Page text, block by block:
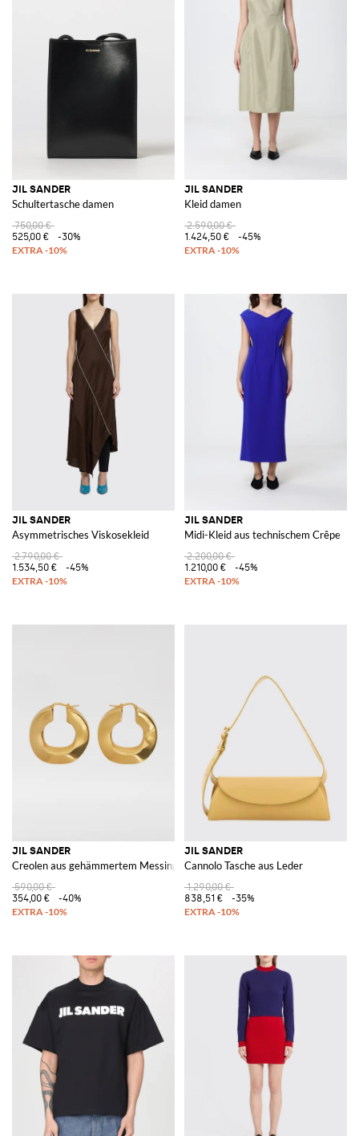
JIL SANDER
Schultertasche damen
750,00 €
525,00 €
-30%
JIL SANDER
Kleid damen
2.590,00 €
1.424,50 €
-45%
JIL SANDER
Asymmetrisches Viskosekleid
2.790,00 €
1.534,50 €
-45%
JIL SANDER
Midi-Kleid aus technischem Crêpe
2.200,00 €
1.210,00 €
-45%
JIL SANDER
Creolen aus gehämmertem Messing
590,00 €
354,00 €
-40%
JIL SANDER
Cannolo Tasche aus Leder
1.290,00 €
838,51 €
-35%